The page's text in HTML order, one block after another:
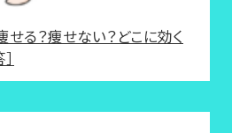
せる？痩せない？どこに効く